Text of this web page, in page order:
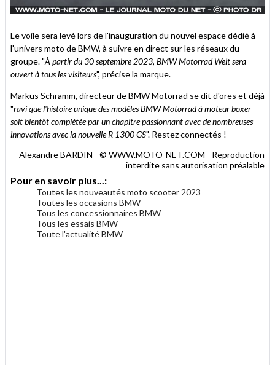
Le voile sera levé lors de l'inauguration du nouvel espace dédié à
l'univers moto de BMW, à suivre en direct sur les réseaux du
groupe. "À partir du 30 septembre 2023, BMW Motorrad Welt sera
ouvert à tous les visiteurs", précise la marque.
Markus Schramm, directeur de BMW Motorrad se dit d'ores et déjà
"ravi que l'histoire unique des modèles BMW Motorrad à moteur boxer
soit bientôt complétée par un chapitre passionnant avec de nombreuses
innovations avec la nouvelle R 1300 GS". Restez connectés !
Alexandre BARDIN - © WWW.MOTO-NET.COM - Reproduction
interdite sans autorisation préalable
Pour en savoir plus...:
Toutes les nouveautés moto scooter 2023
Toutes les occasions BMW
Tous les concessionnaires BMW
Tous les essais BMW
Toute l'actualité BMW